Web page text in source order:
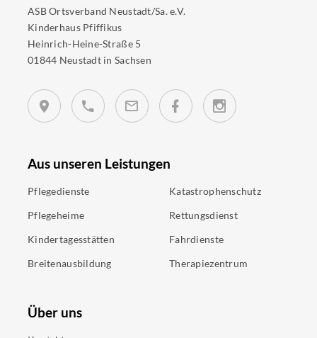
ASB Ortsverband Neustadt/Sa. e.V.
Kinderhaus Pfiffikus
Heinrich-Heine-Straße 5
01844 Neustadt in Sachsen
Aus unseren Leistungen
Pflegedienste
Pflegeheime
Kindertagesstätten
Breitenausbildung
Katastrophenschutz
Rettungsdienst
Fahrdienste
Therapiezentrum
Über uns